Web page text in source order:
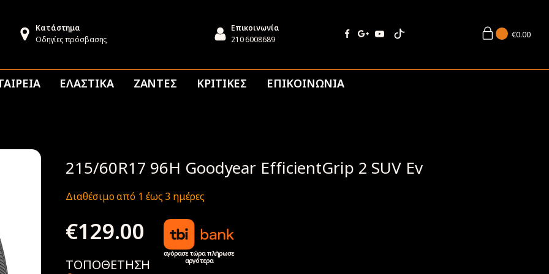
Κατάστημα
Οδηγίες πρόσβασης
Επικοινωνία
210 6008689
€0.00
ΕΛΑΣΤΙΚΑ ΖΑΝΤΕΣ ΚΡΙΤΙΚΕΣ ΕΠΙΚΟΙΝΩΝΙΑ
215/60R17 96H Goodyear EfficientGrip 2 SUV Ev
Διαθέσιμο από 1 έως 3 ημέρες
€129.00
αγόρασε τώρα πλήρωσε
αργότερα
ΤΟΠΟΘΕΤΗΣΗ